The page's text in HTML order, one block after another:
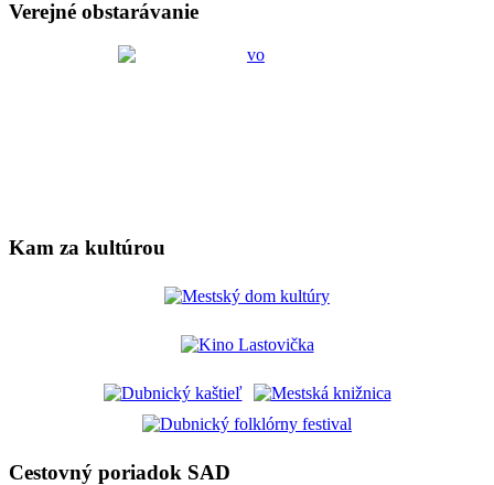
Verejné obstarávanie
Kam za kultúrou
Cestovný poriadok SAD